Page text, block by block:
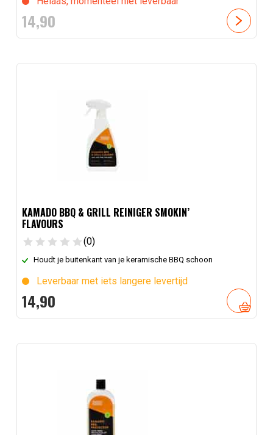
14,90
KAMADO BBQ & GRILL REINIGER SMOKIN’
FLAVOURS
(0)
Houdt je buitenkant van je keramische BBQ schoon
Leverbaar met iets langere levertijd
14,90